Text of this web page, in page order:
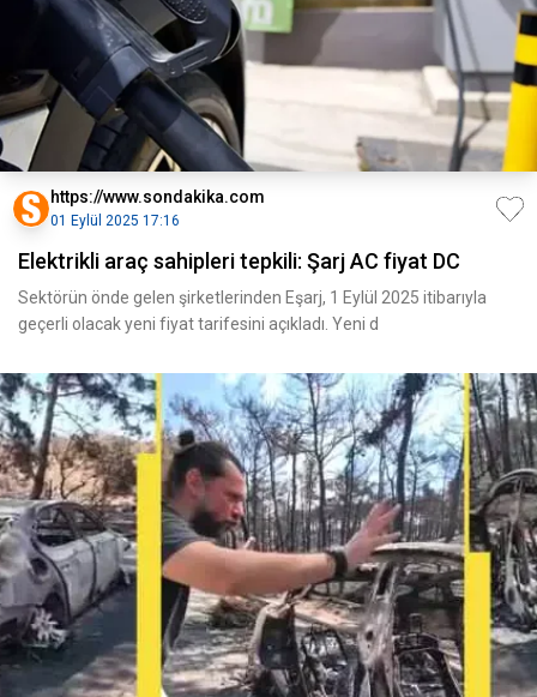
https://www.sondakika.com
01 Eylül 2025 17:16
Elektrikli araç sahipleri tepkili: Şarj AC fiyat DC
Sektörün önde gelen şirketlerinden Eşarj, 1 Eylül 2025 itibarıyla
geçerli olacak yeni fiyat tarifesini açıkladı. Yeni d